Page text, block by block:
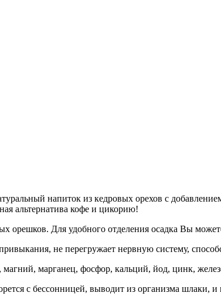
напиток из кедровых орехов с
альтернатива кофе и цикорию!
орешков. Для удобного отделения осадка Вы
не перегружает нервную систему,
марганец, фосфор, кальций, йод, цинк,
с бессонницей, выводит из организма шлаки, и